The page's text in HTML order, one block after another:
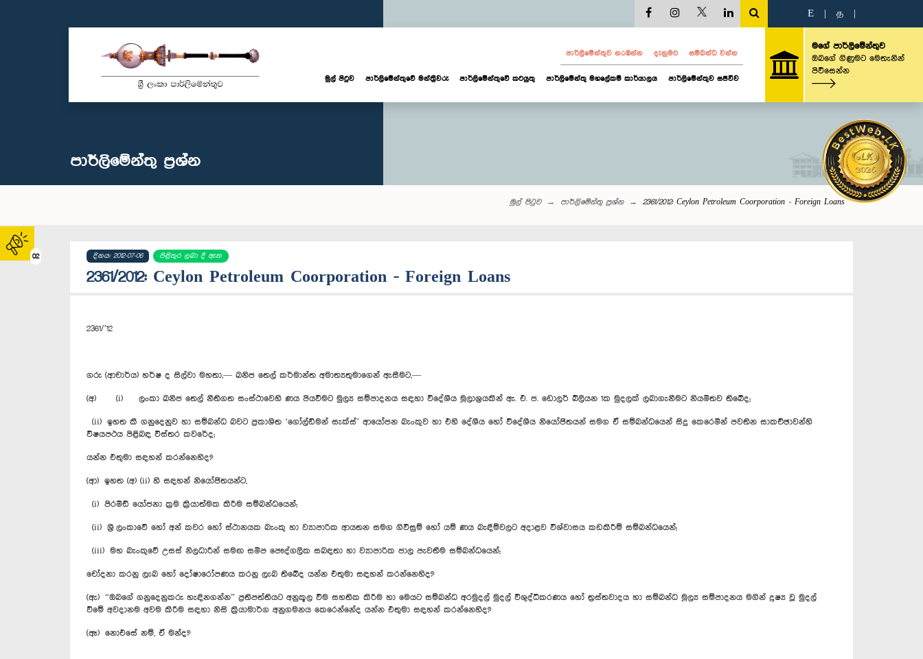
02
E த
පාර්ලි‌මේන්තුව නරඹන්න දැනුමට සම්බන්ධ වන්න
මුල් පිටුව පාර්ලි‌මේන්තුවේ මන්ත්‍රීවරු පාර්ලිමේන්තුවේ කටයුතු පාර්ලිමේන්තු මහලේකම් කාර්යාලය පාර්ලිමේන්තුව සජීවීව
මගේ පාර්ලිමේන්තුව
ඔබගේ ගිණුමට මෙතැනින්
පිවිසෙන්න
පාර්ලි‌මේන්තු‌ ප්‍රශ්න
මුල් පිටුව පාර්ලි‌මේන්තු‌ ප්‍රශ්න 2361/2012: Ceylon Petroleum Coorporation - Foreign Loans
දිනය: 2012-07-06 පිළිතුර ලබා දී ඇත
2361/2012: Ceylon Petroleum Coorporation - Foreign Loans
2361/’12
ගරු (ආචාර්ය) හර්ෂ ද සිල්වා මහතා,— ඛනිජ තෙල් කර්මාන්ත අමාත්‍යතුමාගෙන් ඇසීමට,—
(අ) (i) ලංකා ඛනිජ තෙල් නීතිගත සංස්ථාවෙහි ණය පියවීමට මුල්‍ය සම්පාදනය සඳහා විදේශීය මූලාශ්‍රයකින් ඇ. එ. ජ. ඩොලර් බිලියන 1ක මුදලක් ලබාගැනීමට නියමිතව තිබේද;
(ii) ඉහත කී ගනුදෙනුව හා සම්බන්ධ බවට ප්‍රකාශිත ‘ගෝල්ඩ්මන් සැක්ස්’ ආයෝජන බැංකුව හා එහි දේශීය හෝ විදේශීය නියෝජිතයන් සමග ඒ සම්බන්ධයෙන් සිදු කෙරෙමින් පවතින සාකච්ඡාවන්හි
විෂයපථය පිළිබඳ විස්තර කවරේද;
යන්න එතුමා සඳහන් කරන්නෙහිද?
(ආ) ඉහත (අ) (ii) හි සඳහන් නියෝජිතයන්ට,
(i) පිරමිඩ් යෝජනා ක්‍රම ක්‍රියාත්මක කිරීම සම්බන්ධයෙන්;
(ii) ශ්‍රී ලංකාවේ හෝ අන් කවර හෝ ස්ථානයක බැංකු හා ව්‍යාපාරික ආයතන සමග ගිවිසුම් හෝ යම් ණය බැඳීම්වලට අදාළව විශ්වාසය කඩකිරීම් සම්බන්ධයෙන්;
(iii) මහ බැංකුවේ උසස් නිලධාරීන් සමඟ සමීප පෞද්ගලික සබඳතා හා ව්‍යාපාරික ජාල පැවතීම සම්බන්ධයෙන්;
චෝදනා කරනු ලැබ හෝ දෝෂාරෝපණය කරනු ලැබ තිබේද යන්න එතුමා සඳහන් කරන්නෙහිද?
(ඇ) “ඔබගේ ගනුදෙනුකරු හැඳිනගන්න” ප්‍රතිපත්තියට අනුකූල වීම සහතික කිරීම හා මෙයට සම්බන්ධ අරමුදල් මුදල් විශුද්ධිකරණය හෝ ත්‍රස්තවාදය හා සම්බන්ධ මූල්‍ය සම්පාදනය මගින් දූෂ්‍ය වූ මුදල්
වීමේ අවදානම අවම කිරීම සඳහා නිසි ක්‍රියාමාර්ග අනුගමනය කෙරෙන්නේද යන්න එතුමා සඳහන් කරන්නෙහිද?
(ඈ) නොඑසේ නම්, ඒ මන්ද?